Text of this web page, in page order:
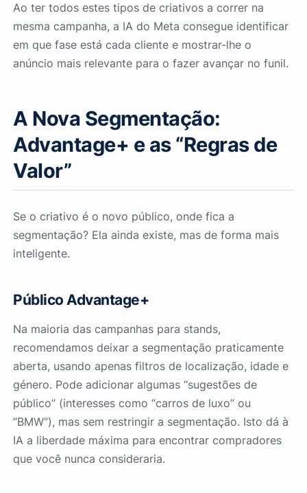
Ao ter todos estes tipos de criativos a correr na
mesma campanha, a IA do Meta consegue identificar
em que fase está cada cliente e mostrar-lhe o
anúncio mais relevante para o fazer avançar no funil.
A Nova Segmentação:
Advantage+ e as “Regras de
Valor”
Se o criativo é o novo público, onde fica a
segmentação? Ela ainda existe, mas de forma mais
inteligente.
Público Advantage+
Na maioria das campanhas para stands,
recomendamos deixar a segmentação praticamente
aberta, usando apenas filtros de localização, idade e
género. Pode adicionar algumas “sugestões de
público” (interesses como “carros de luxo” ou
“BMW”), mas sem restringir a segmentação. Isto dá à
IA a liberdade máxima para encontrar compradores
que você nunca consideraria.